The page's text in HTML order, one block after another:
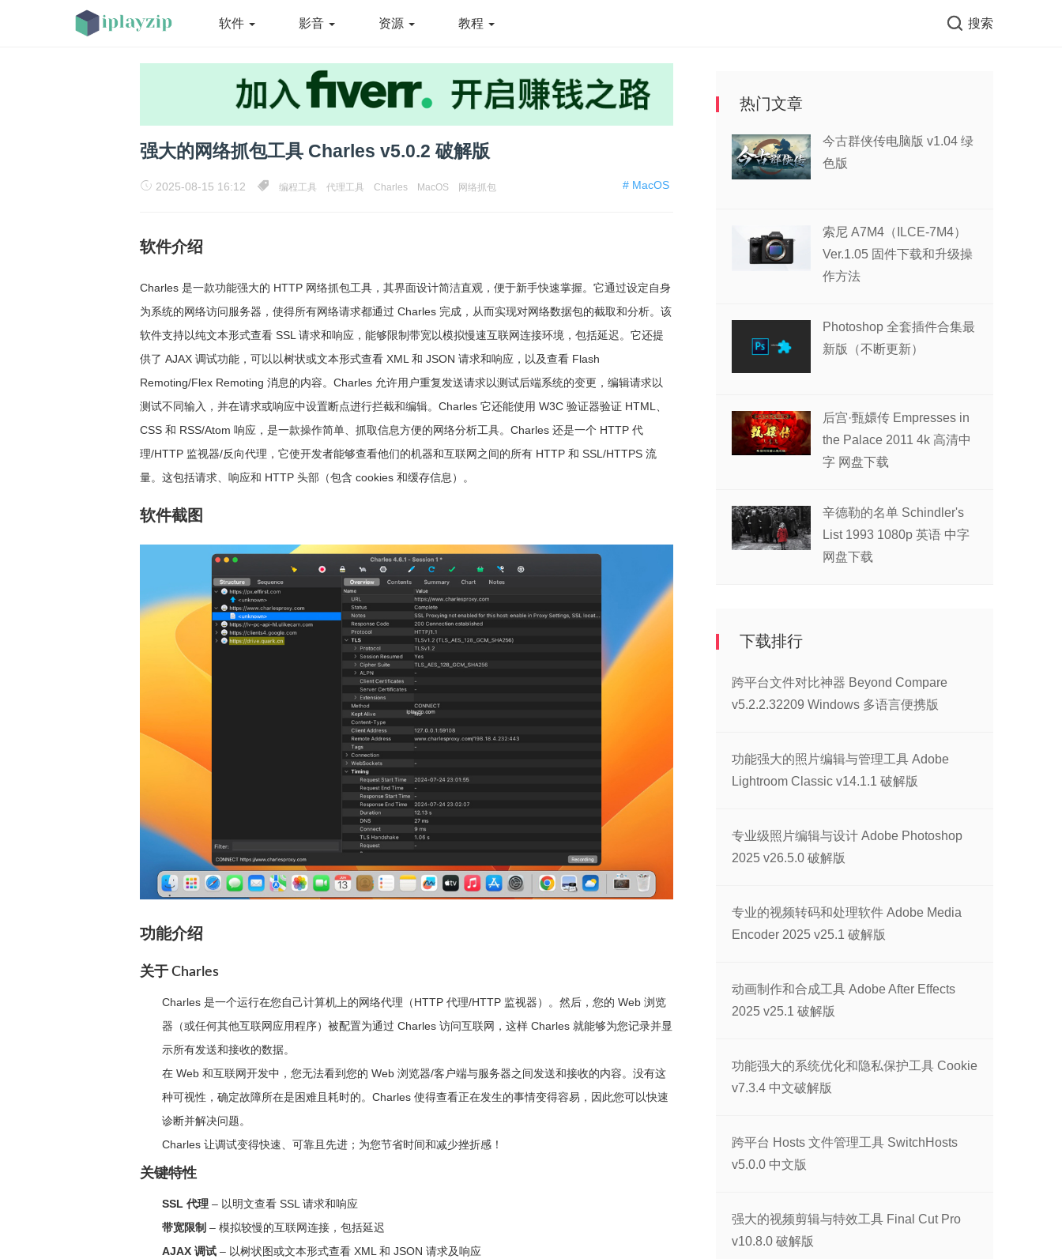
软件 影音 资源 教程 搜索
强大的网络抓包工具 Charles v5.0.2 破解版
# MacOS
2025-08-15 16:12 编程工具 代理工具 Charles MacOS 网络抓包
软件介绍
Charles 是一款功能强大的 HTTP 网络抓包工具，其界面设计简洁直观，便于新手快速掌握。它通过设定自身
为系统的网络访问服务器，使得所有网络请求都通过 Charles 完成，从而实现对网络数据包的截取和分析。该
软件支持以纯文本形式查看 SSL 请求和响应，能够限制带宽以模拟慢速互联网连接环境，包括延迟。它还提
供了 AJAX 调试功能，可以以树状或文本形式查看 XML 和 JSON 请求和响应，以及查看 Flash
Remoting/Flex Remoting 消息的内容。Charles 允许用户重复发送请求以测试后端系统的变更，编辑请求以
测试不同输入，并在请求或响应中设置断点进行拦截和编辑。Charles 它还能使用 W3C 验证器验证 HTML、
CSS 和 RSS/Atom 响应，是一款操作简单、抓取信息方便的网络分析工具。Charles 还是一个 HTTP 代
理/HTTP 监视器/反向代理，它使开发者能够查看他们的机器和互联网之间的所有 HTTP 和 SSL/HTTPS 流
量。这包括请求、响应和 HTTP 头部（包含 cookies 和缓存信息）。
软件截图
功能介绍
关于 Charles
Charles 是一个运行在您自己计算机上的网络代理（HTTP 代理/HTTP 监视器）。然后，您的 Web 浏览
器（或任何其他互联网应用程序）被配置为通过 Charles 访问互联网，这样 Charles 就能够为您记录并显
示所有发送和接收的数据。
在 Web 和互联网开发中，您无法看到您的 Web 浏览器/客户端与服务器之间发送和接收的内容。没有这
种可视性，确定故障所在是困难且耗时的。Charles 使得查看正在发生的事情变得容易，因此您可以快速
诊断并解决问题。
Charles 让调试变得快速、可靠且先进；为您节省时间和减少挫折感！
关键特性
SSL 代理 – 以明文查看 SSL 请求和响应
带宽限制 – 模拟较慢的互联网连接，包括延迟
AJAX 调试 – 以树状图或文本形式查看 XML 和 JSON 请求及响应
热门文章
今古群侠传电脑版 v1.04 绿
色版
索尼 A7M4（ILCE-7M4）
Ver.1.05 固件下载和升级操
作方法
Photoshop 全套插件合集最
新版（不断更新）
后宫·甄嬛传 Empresses in
the Palace 2011 4k 高清中
字 网盘下载
辛德勒的名单 Schindler's
List 1993 1080p 英语 中字
网盘下载
下载排行
跨平台文件对比神器 Beyond Compare
v5.2.2.32209 Windows 多语言便携版
功能强大的照片编辑与管理工具 Adobe
Lightroom Classic v14.1.1 破解版
专业级照片编辑与设计 Adobe Photoshop
2025 v26.5.0 破解版
专业的视频转码和处理软件 Adobe Media
Encoder 2025 v25.1 破解版
动画制作和合成工具 Adobe After Effects
2025 v25.1 破解版
功能强大的系统优化和隐私保护工具 Cookie
v7.3.4 中文破解版
跨平台 Hosts 文件管理工具 SwitchHosts
v5.0.0 中文版
强大的视频剪辑与特效工具 Final Cut Pro
v10.8.0 破解版